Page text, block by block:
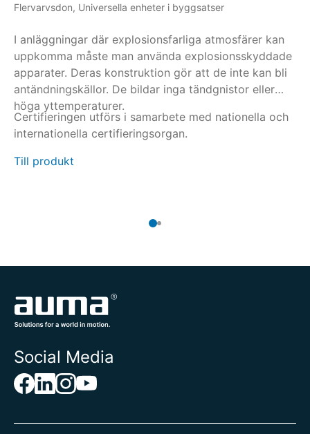
Flervarvsdon, Universella enheter i byggsatser
I anläggningar där explosionsfarliga atmosfärer kan
uppkomma måste man använda explosionsskyddade
apparater. Deras konstruktion gör att de inte kan bli
antändningskällor. De bildar inga tändgnistor eller
höga yttemperaturer.
Certifieringen utförs i samarbete med nationella och
internationella certifieringsorgan.
Till produkt
Social Media